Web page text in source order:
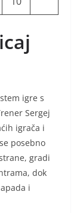
igre s
Sergej
igrača i
posebno
gradi
dok
i